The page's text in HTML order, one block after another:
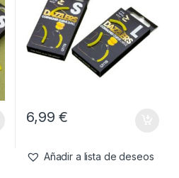
6,99€
Añadir a lista de deseos